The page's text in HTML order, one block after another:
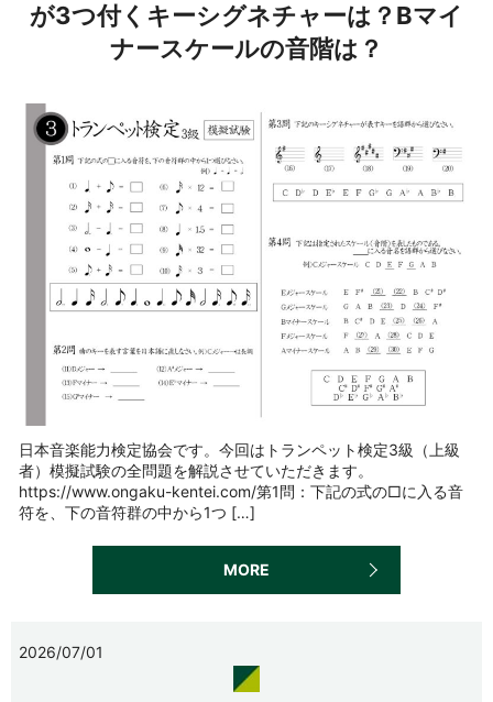
が3つ付くキーシグネチャーは？Bマイ
ナースケールの音階は？
日本音楽能力検定協会です。今回はトランペット検定3級（上級
者）模擬試験の全問題を解説させていただきます。
https://www.ongaku-kentei.com/第1問：下記の式の□に入る音
符を、下の音符群の中から1つ […]
MORE
2026/07/01